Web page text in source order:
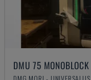
DMU 75 MONOBLOCK